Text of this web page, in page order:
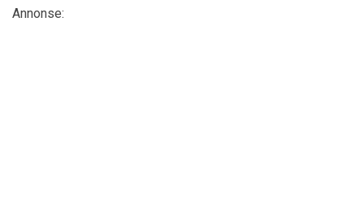
Annonse: